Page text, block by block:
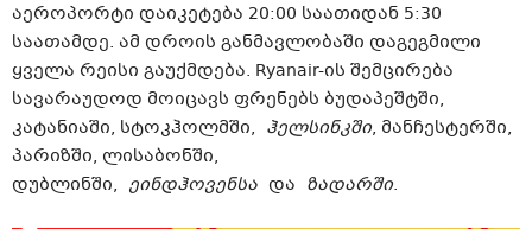
აეროპორტი დაიკეტება 20:00 საათიდან 5:30
საათამდე. ამ დროის განმავლობაში დაგეგმილი
ყველა რეისი გაუქმდება. Ryanair-ის შემცირება
სავარაუდოდ მოიცავს ფრენებს ბუდაპეშტში,
კატანიაში, სტოკჰოლმში, ჰელსინკში, მანჩესტერში,
პარიზში, ლისაბონში,
დუბლინში, ეინდჰოვენსა და ზადარში.